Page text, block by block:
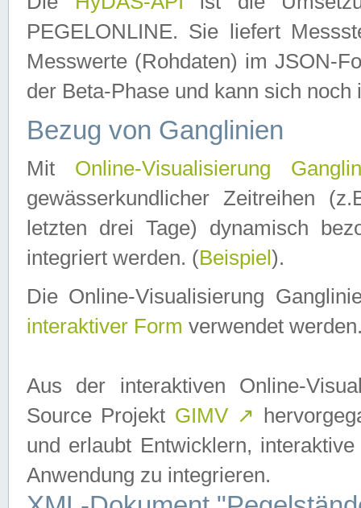
PEGELONLINE. Sie liefert
Messwerte (Rohdaten) im JSON-
der Beta-Phase und kann sich noch
Bezug von Ganglinien
Mit Online-Visualisierung
gewässerkundlicher Zeitreihen
letzten drei Tage) dynamisch
integriert werden. (Beispiel ).
Die Online-Visualisierung
interaktiver Form verwendet
Aus der interaktiven Online-
Source Projekt GIMV ↗
und erlaubt Entwicklern,
Anwendung zu integrieren.